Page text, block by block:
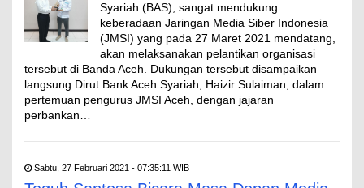
Syariah (BAS), sangat mendukung
keberadaan Jaringan Media Siber Indonesia
(JMSI) yang pada 27 Maret 2021 mendatang,
akan melaksanakan pelantikan organisasi
tersebut di Banda Aceh. Dukungan tersebut disampaikan
langsung Dirut Bank Aceh Syariah, Haizir Sulaiman, dalam
pertemuan pengurus JMSI Aceh, dengan jajaran
perbankan…
Sabtu, 27 Februari 2021 - 07:35:11 WIB